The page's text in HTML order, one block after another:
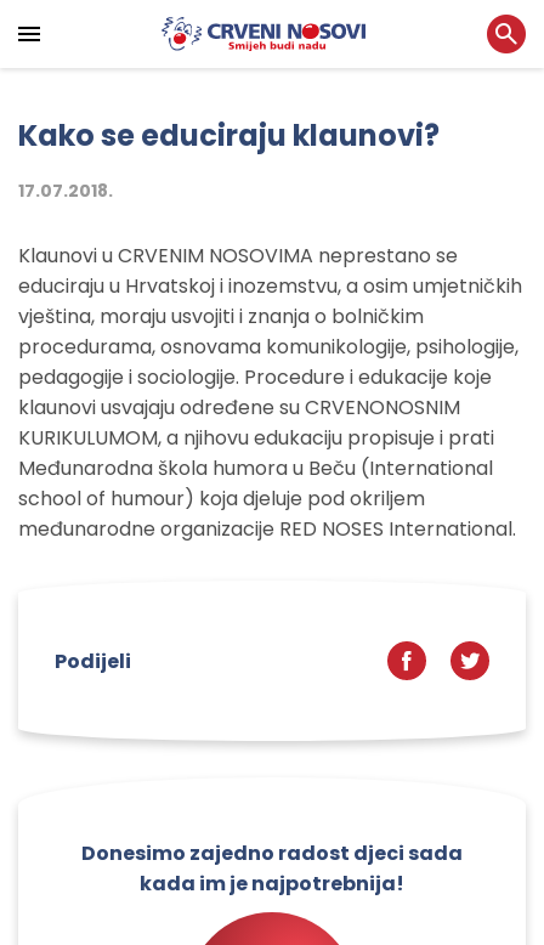
Kako se educiraju klaunovi?
17.07.2018.
Klaunovi u CRVENIM NOSOVIMA neprestano se
educiraju u Hrvatskoj i inozemstvu, a osim umjetničkih
vještina, moraju usvojiti i znanja o bolničkim
procedurama, osnovama komunikologije, psihologije,
pedagogije i sociologije. Procedure i edukacije koje
klaunovi usvajaju određene su CRVENONOSNIM
KURIKULUMOM, a njihovu edukaciju propisuje i prati
Međunarodna škola humora u Beču (International
school of humour) koja djeluje pod okriljem
međunarodne organizacije RED NOSES International.
Podijeli
Donesimo zajedno radost djeci sada
kada im je najpotrebnija!